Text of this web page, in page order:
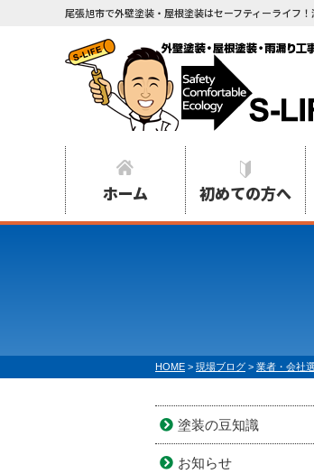
尾張旭市で外壁塗装・屋根塗装はセーフティーライフ
ホーム 初めての方へ
HOME > 現場ブログ > 業者・会社
塗装の豆知識
お知らせ